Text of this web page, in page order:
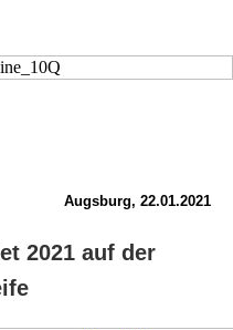
Augsburg, 22.01.2021
2021 auf der